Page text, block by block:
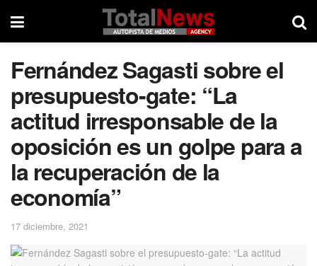
Fernández Sagasti sobre el
presupuesto-gate: “La
actitud irresponsable de la
oposición es un golpe para a
la recuperación de la
economía”
17 diciembre, 2021